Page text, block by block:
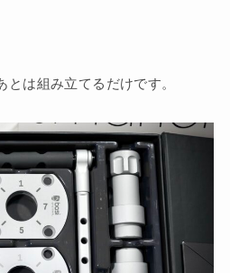
は組み立てるだけです。